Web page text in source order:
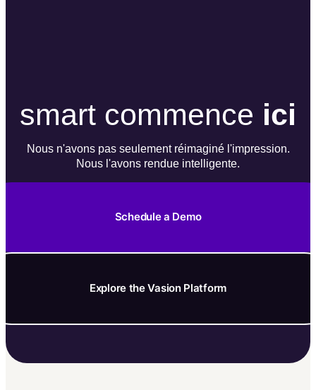
smart commence ici
Nous n'avons pas seulement réimaginé l'impression.
Nous l'avons rendue intelligente.
Schedule a Demo
Explore the Vasion Platform